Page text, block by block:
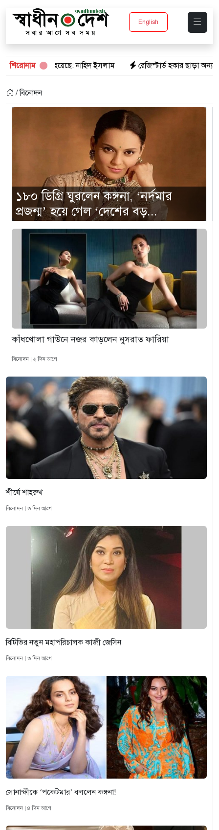
English
শিরোনাম
ইসলাম রেজিস্টার্ড হকার ছাড়া অন্য কেউ রাস্তায় বসতে পারবে না
/ বিনোদন
১৮০ ডিগ্রি ঘুরলেন কঙ্গনা, ‘নর্দমার
প্রজন্ম’ হয়ে গেল ‘দেশের বড়...
কাঁধখোলা গাউনে নজর কাড়লেন নুসরাত ফারিয়া
বিনোদন | ২ দিন আগে
শীর্ষে শাহরুখ
বিনোদন | ৩ দিন আগে
বিটিভির নতুন মহাপরিচালক কাজী জেসিন
বিনোদন | ৩ দিন আগে
সোনাক্ষীকে ‘পকেটমার’ বললেন কঙ্গনা!
বিনোদন | ৪ দিন আগে